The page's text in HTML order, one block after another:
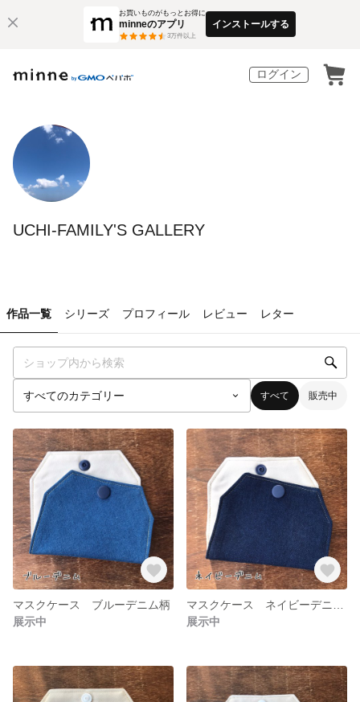
お買いものがもっとお得に
minneのアプリ
3万件以上
インストールする
ログイン
UCHI-FAMILY'S GALLERY
作品一覧 シリーズ プロフィール レビュー レター
すべて 販売中
マスクケース ブルーデニム柄
展示中
展示中